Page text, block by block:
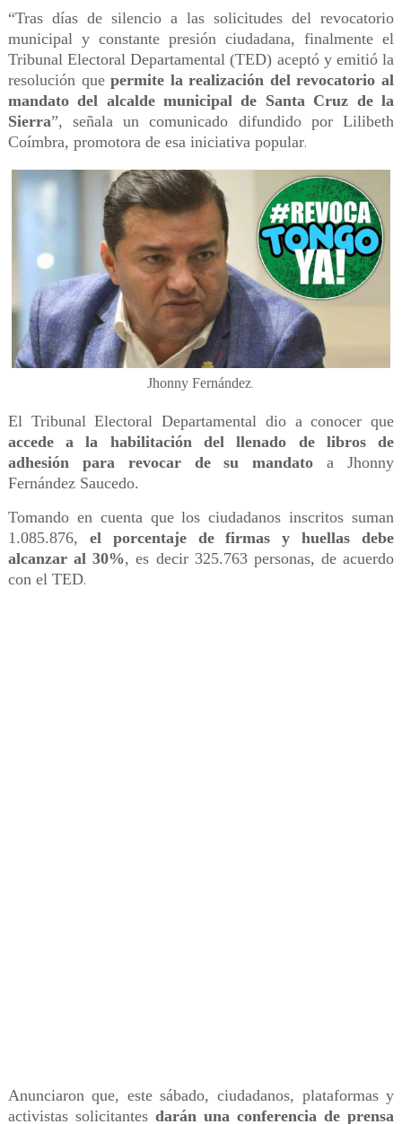
“Tras días de silencio a las solicitudes del revocatorio
municipal y constante presión ciudadana, finalmente el
Tribunal Electoral Departamental (TED) aceptó y emitió la
resolución quepermite la realización del revocatorio al
mandato del alcalde municipal de Santa Cruz de la
Sierra”, señala un comunicado difundido por Lilibeth
Coímbra, promotora de esa iniciativa popular.
Jhonny Fernández.
El Tribunal Electoral Departamental dio a conocer que
accede a la habilitación del llenado de libros de
adhesión para revocar de su mandato a Jhonny
Fernández Saucedo.
Tomando en cuenta que los ciudadanos inscritos suman
1.085.876, el porcentaje de firmas y huellas debe
alcanzar al 30%, es decir 325.763 personas, de acuerdo
con el TED.
Anunciaron que, este sábado, ciudadanos, plataformas y
activistas solicitantes darán una conferencia de prensa